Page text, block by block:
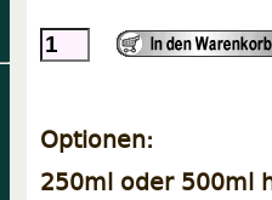
Optionen:
250ml oder 500ml